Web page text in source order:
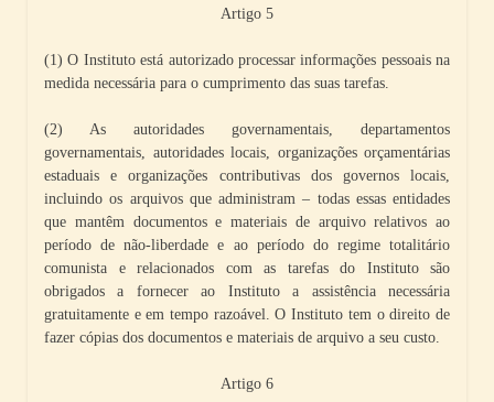
Artigo 5
(1) O Instituto está autorizado processar informações pessoais na
medida necessária para o cumprimento das suas tarefas.
(2) As autoridades governamentais, departamentos
governamentais, autoridades locais, organizações orçamentárias
estaduais e organizações contributivas dos governos locais,
incluindo os arquivos que administram – todas essas entidades
que mantêm documentos e materiais de arquivo relativos ao
período de não-liberdade e ao período do regime totalitário
comunista e relacionados com as tarefas do Instituto são
obrigados a fornecer ao Instituto a assistência necessária
gratuitamente e em tempo razoável. O Instituto tem o direito de
fazer cópias dos documentos e materiais de arquivo a seu custo.
Artigo 6